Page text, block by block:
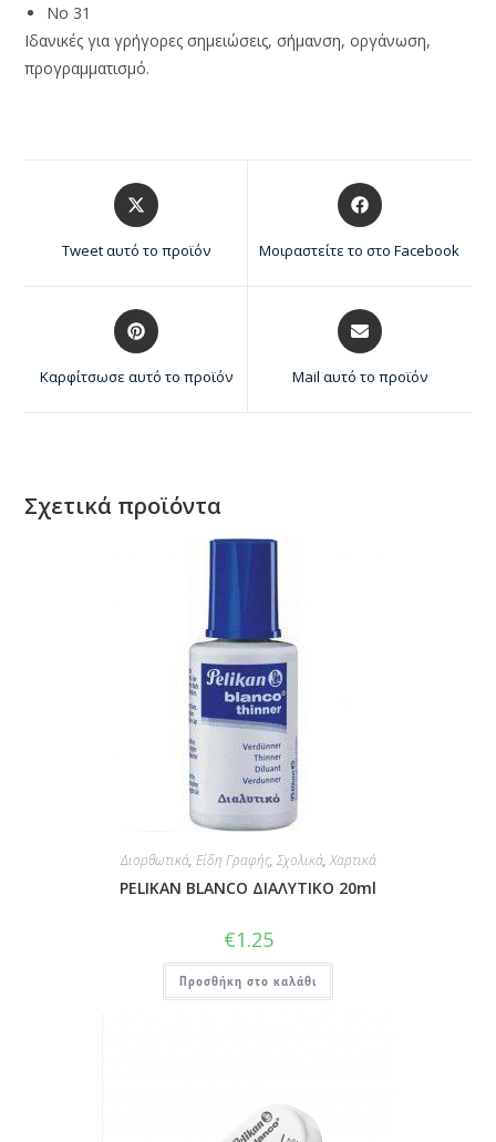
No 31
Ιδανικές για γρήγορες σημειώσεις, σήμανση, οργάνωση,
προγραμματισμό.
Tweet αυτό το προϊόν Μοιραστείτε το στο Facebook
Καρφίτσωσε αυτό το προϊόν Mail αυτό το προϊόν
Σχετικά προϊόντα
Διορθωτικά, Είδη Γραφής, Σχολικά,Χαρτικά
PELIKAN BLANCO ΔΙΑΛΥΤΙΚΟ 20ml
€1.25
Προσθήκη στο καλάθι